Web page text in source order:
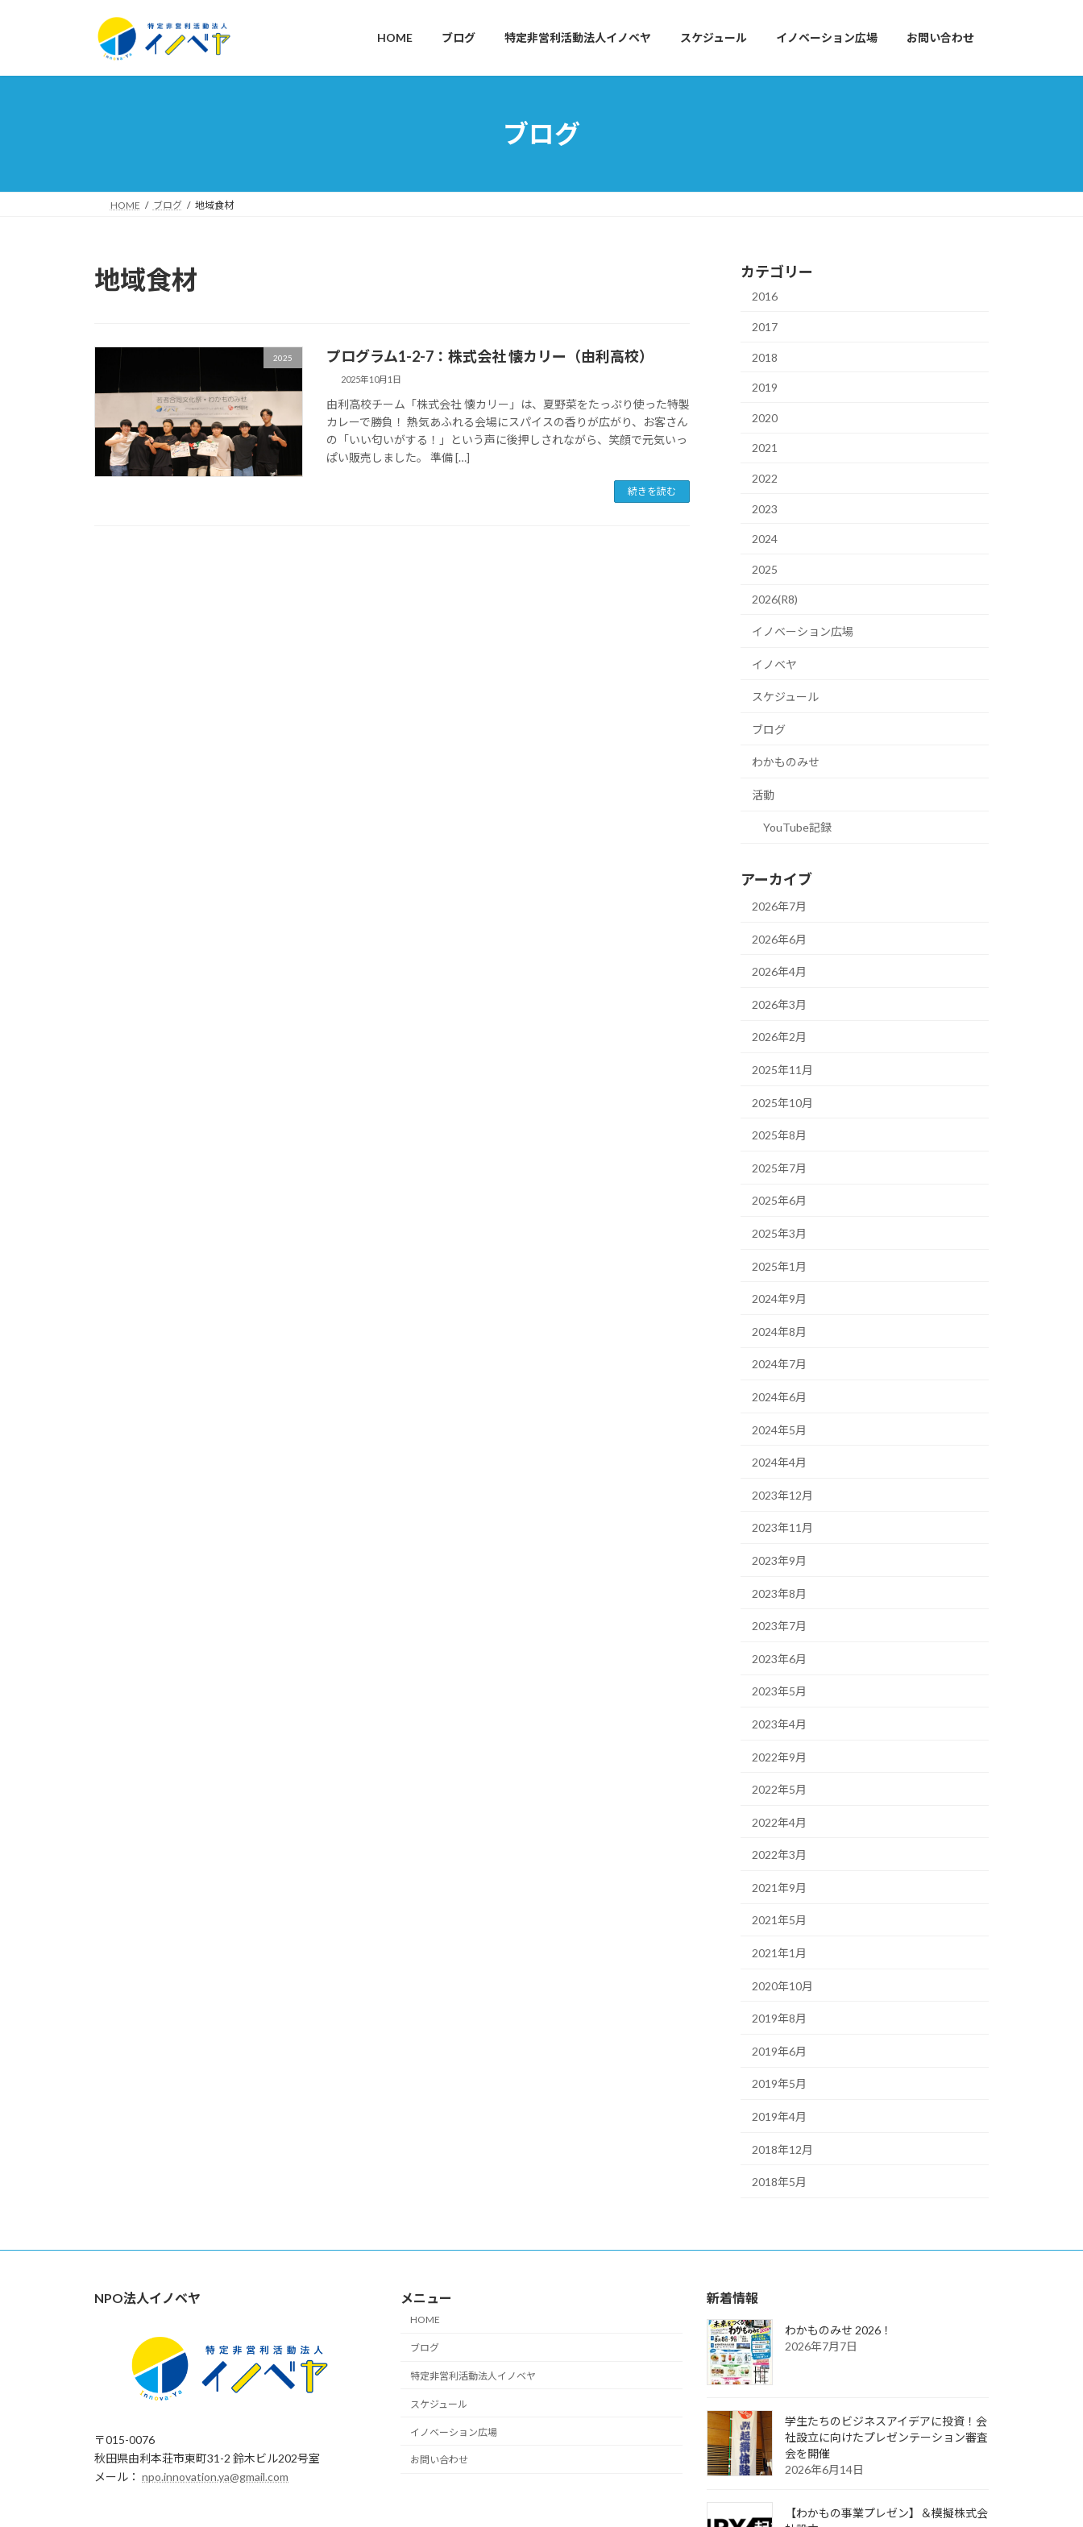
HOME ブログ 特定非営利活動法人イノベヤ スケジュール イノベーション広場 お問い合わせ
ブログ
HOME ブログ 地域食材
地域食材
2025 プログラム1-2-7：株式会社 懐カリー（由利高校）
2025年10月1日
由利高校チーム「株式会社 懐カリー」は、夏野菜をたっぷり使った特製
カレーで勝負！ 熱気あふれる会場にスパイスの香りが広がり、お客さん
の「いい匂いがする！」という声に後押しされながら、笑顔で元気いっ
ぱい販売しました。 準備 […]
続きを読む
カテゴリー
2016
2017
2018
2019
2020
2021
2022
2023
2024
2025
2026(R8)
イノベーション広場
イノベヤ
スケジュール
ブログ
わかものみせ
活動
YouTube記録
アーカイブ
2026年7月
2026年6月
2026年4月
2026年3月
2026年2月
2025年11月
2025年10月
2025年8月
2025年7月
2025年6月
2025年3月
2025年1月
2024年9月
2024年8月
2024年7月
2024年6月
2024年5月
2024年4月
2023年12月
2023年11月
2023年9月
2023年8月
2023年7月
2023年6月
2023年5月
2023年4月
2022年9月
2022年5月
2022年4月
2022年3月
2021年9月
2021年5月
2021年1月
2020年10月
2019年8月
2019年6月
2019年5月
2019年4月
2018年12月
2018年5月
NPO法人イノベヤ
〒015-0076
秋田県由利本荘市東町31-2 鈴木ビル202号室
メール： npo.innovation.ya@gmail.com
メニュー
HOME
ブログ
特定非営利活動法人イノベヤ
スケジュール
イノベーション広場
お問い合わせ
新着情報
わかものみせ 2026！
2026年7月7日
学生たちのビジネスアイデアに投資！会
社設立に向けたプレゼンテーション審査
会を開催
2026年6月14日
【わかもの事業プレゼン】＆模擬株式会